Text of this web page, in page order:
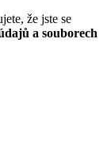
že jste se
a souborech